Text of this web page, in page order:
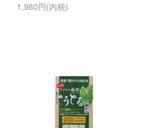
1,980円(内税)